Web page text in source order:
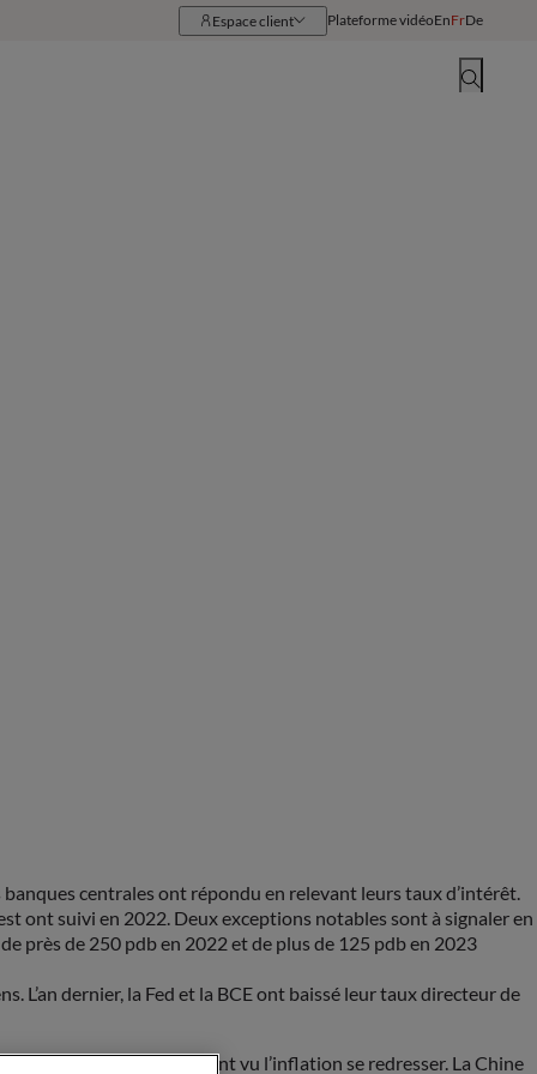
Espace client Plateforme vidéoEnFrDe
centrales ont répondu en relevant leurs taux d’intérêt.
ont suivi en 2022. Deux exceptions notables sont à signaler en
près de 250 pdb en 2022 et de plus de 125 pdb en 2023
L’an dernier, la Fed et la BCE ont baissé leur taux directeur de
tourne à plein régime, ont vu l’inflation se redresser. La Chine